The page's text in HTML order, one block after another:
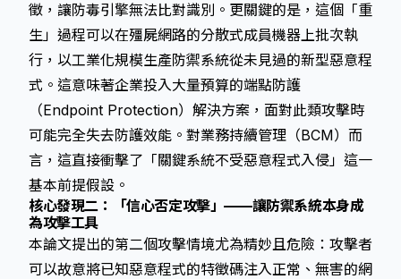
徵，讓防毒引擎無法比對識別。更關鍵的是，這個「重
生」過程可以在殭屍網路的分散式成員機器上批次執
行，以工業化規模生產防禦系統從未見過的新型惡意程
式。這意味著企業投入大量預算的端點防護
（Endpoint Protection）解決方案，面對此類攻擊時
可能完全失去防護效能。對業務持續管理（BCM）而
言，這直接衝擊了「關鍵系統不受惡意程式入侵」這一
基本前提假設。
核心發現二：「信心否定攻擊」——讓防禦系統本身成
為攻擊工具
本論文提出的第二個攻擊情境尤為精妙且危險：攻擊者
可以故意將已知惡意程式的特徵碼注入正常、無害的網